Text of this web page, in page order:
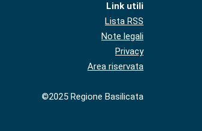
Link utili
Lista RSS
Note legali
Privacy
Area riservata
©2025 Regione Basilicata